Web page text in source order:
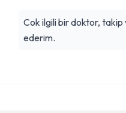
Cok ilgili bir doktor,
ederim.